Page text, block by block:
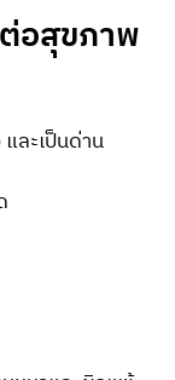
อสุขภาพ
ละเป็นด่าน